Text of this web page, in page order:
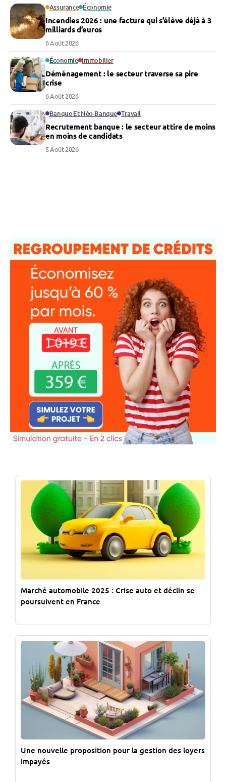
Assurance Économie
Incendies 2026 : une facture qui s’élève déjà à 3
milliards d’euros
6 Août 2026
Économie Immobilier
Déménagement : le secteur traverse sa pire
crise
6 Août 2026
Banque Et Néo-Banque Travail
Recrutement banque : le secteur attire de moins
en moins de candidats
5 Août 2026
Marché automobile 2025 : Crise auto et déclin se
poursuivent en France
Une nouvelle proposition pour la gestion des loyers
impayés